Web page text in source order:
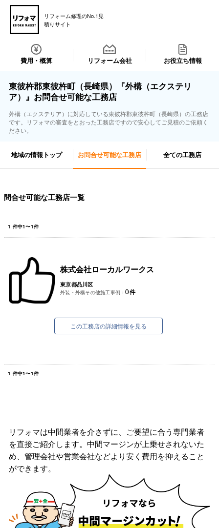
リフォーム修理のNo.1見
積りサイト
費用・概算 リフォーム会社 お役立ち情報
東彼杵郡東彼杵町（長崎県）『外構（エクステリ
ア）』お問合せ可能な工務店
外構（エクステリア）に対応している東彼杵郡東彼杵町（長崎県）の工務店
です。リフォマの審査をとおった工務店ですので安心してご見積のご依頼く
ださい。
地域の情報トップ お問合せ可能な工務店 全ての工務店
問合せ可能な工務店一覧
1 件中1〜1件
株式会社ローカルワークス
東京都品川区
外装・外構その他施工事例：0件
この工務店の詳細情報を見る
1 件中1〜1件
リフォマは中間業者を介さずに、ご要望に合う専門業者
を直接ご紹介します。中間マージンが上乗せされないた
め、管理会社や営業会社などより安く費用を抑えること
ができます。